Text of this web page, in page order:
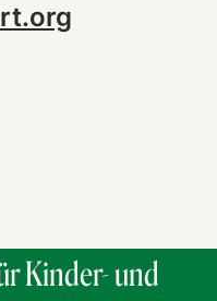
Kinder- und